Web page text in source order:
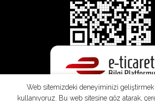
Web sitemizdeki deneyiminizi
kullanıyoruz. Bu web sitesine göz atarak,